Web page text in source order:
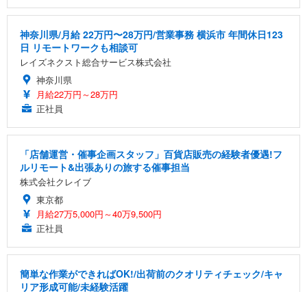
神奈川県/月給 22万円〜28万円/営業事務 横浜市 年間休日123
日 リモートワークも相談可
レイズネクスト総合サービス株式会社
神奈川県
月給22万円～28万円
正社員
「店舗運営・催事企画スタッフ」百貨店販売の経験者優遇!フ
ルリモート&出張ありの旅する催事担当
株式会社クレイブ
東京都
月給27万5,000円～40万9,500円
正社員
簡単な作業ができればOK!/出荷前のクオリティチェック/キャ
リア形成可能/未経験活躍